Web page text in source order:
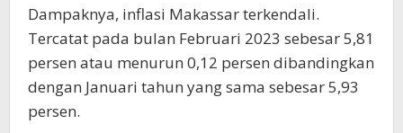
Dampaknya, inflasi Makassar terkendali.
Tercatat pada bulan Februari 2023 sebesar 5,81
persen atau menurun 0,12 persen dibandingkan
dengan Januari tahun yang sama sebesar 5,93
persen.